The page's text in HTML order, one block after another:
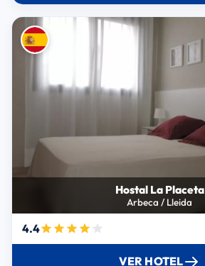
Hostal La Placeta
Arbeca / Lleida
4.4
VER HOTEL